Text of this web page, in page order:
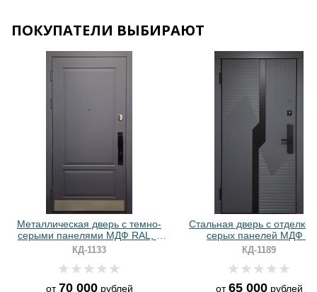
Хочу такую
Хочу такую
ПОКУПАТЕЛИ ВЫБИРАЮТ
Металлическая дверь с темно-
серыми панелями МДФ RAL, с
отбойником и биометрическим
замком
КД-1133
от70 000рублей
Стальная дверь с
серых панелей МДФ и
биометрическим замком
КД-1189
от65 000рублей